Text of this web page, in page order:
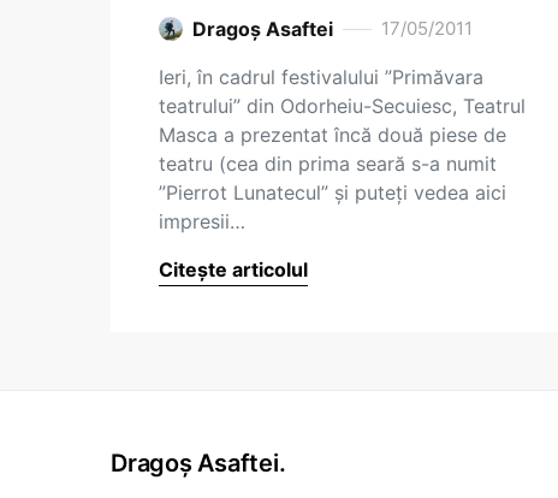
Dragoş Asaftei 17/05/2011
Ieri, în cadrul festivalului ”Primăvara
teatrului” din Odorheiu-Secuiesc, Teatrul
Masca a prezentat încă două piese de
teatru (cea din prima seară s-a numit
”Pierrot Lunatecul” și puteți vedea aici
impresii…
Citește articolul
Dragoș Asaftei.